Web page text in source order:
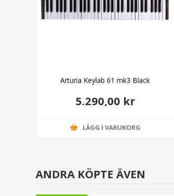
Arturia Keylab 61 mk3 Black
5.290,00 kr
LÄGG I VARUKORG
ANDRA KÖPTE ÄVEN